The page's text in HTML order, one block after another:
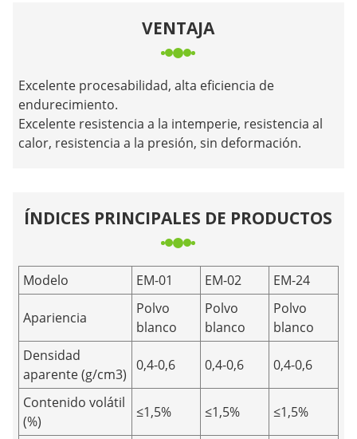
VENTAJA
Excelente procesabilidad, alta eficiencia de
endurecimiento.
Excelente resistencia a la intemperie, resistencia al
calor, resistencia a la presión, sin deformación.
ÍNDICES PRINCIPALES DE PRODUCTOS
Modelo EM-01 EM-02 EM-24
Apariencia
Polvo
blanco
Polvo
blanco
Polvo
blanco
Densidad
aparente (g/cm3)
0,4-0,6 0,4-0,6 0,4-0,6
Contenido volátil
(%)
≤1,5% ≤1,5% ≤1,5%